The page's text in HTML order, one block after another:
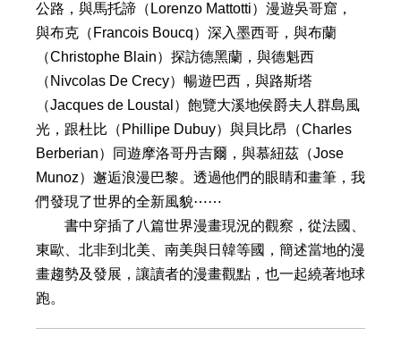
公路，與馬托諦（Lorenzo Mattotti）漫遊吳哥窟，
與布克（Francois Boucq）深入墨西哥，與布蘭
（Christophe Blain）探訪德黑蘭，與德魁西
（Nivcolas De Crecy）暢遊巴西，與路斯塔
（Jacques de Loustal）飽覽大溪地侯爵夫人群島風
光，跟杜比（Phillipe Dubuy）與貝比昂（Charles
Berberian）同遊摩洛哥丹吉爾，與慕紐茲（Jose
Munoz）邂逅浪漫巴黎。透過他們的眼睛和畫筆，我
們發現了世界的全新風貌⋯⋯
書中穿插了八篇世界漫畫現況的觀察，從法國、
東歐、北非到北美、南美與日韓等國，簡述當地的漫
畫趨勢及發展，讓讀者的漫畫觀點，也一起繞著地球
跑。